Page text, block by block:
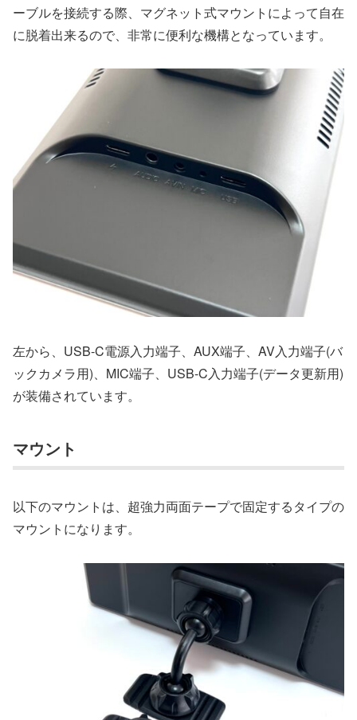
ーブルを接続する際、マグネット式マウントによって自在
に脱着出来るので、非常に便利な機構となっています。
左から、USB-C電源入力端子、AUX端子、AV入力端子(バ
ックカメラ用)、MIC端子、USB-C入力端子(データ更新用)
が装備されています。
マウント
以下のマウントは、超強力両面テープで固定するタイプの
マウントになります。